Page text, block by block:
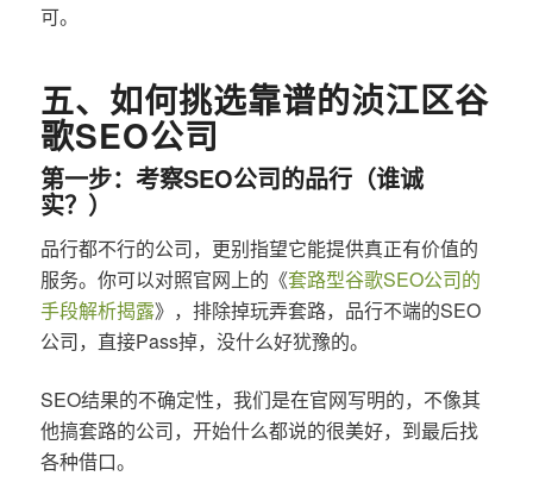
可。
五、如何挑选靠谱的浈江区谷
歌SEO公司
第一步：考察SEO公司的品行（谁诚
实？）
品行都不行的公司，更别指望它能提供真正有价值的
服务。你可以对照官网上的《套路型谷歌SEO公司的
手段解析揭露》，排除掉玩弄套路，品行不端的SEO
公司，直接Pass掉，没什么好犹豫的。
SEO结果的不确定性，我们是在官网写明的，不像其
他搞套路的公司，开始什么都说的很美好，到最后找
各种借口。